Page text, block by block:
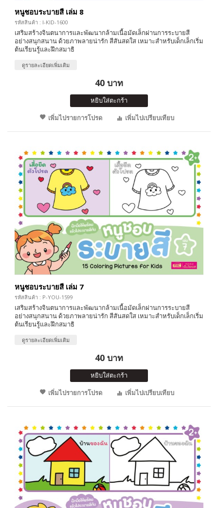
หนูชอบระบายสี เล่ม 8
รหัสสินค้า : I-KID-1600
เสริมสร้างจินตนาการและพัฒนากล้ามเนื้อมัดเล็กผ่านการระบายสี
อย่างสนุกสนาน ด้วยภาพลายน่ารัก สีสันสดใส เหมาะสำหรับเด็กเล็กเริ่ม
ต้นเรียนรู้และฝึกสมาธิ
ดูรายละเอียดเพิ่มเติม
40 บาท
หยิบใส่ตะกร้า
เพิ่มไปรายการโปรด
เพิ่มไปเปรียบเทียบ
หนูชอบระบายสี เล่ม 7
รหัสสินค้า : P-YOU-1599
เสริมสร้างจินตนาการและพัฒนากล้ามเนื้อมัดเล็กผ่านการระบายสี
อย่างสนุกสนาน ด้วยภาพลายน่ารัก สีสันสดใส เหมาะสำหรับเด็กเล็กเริ่ม
ต้นเรียนรู้และฝึกสมาธิ
ดูรายละเอียดเพิ่มเติม
40 บาท
หยิบใส่ตะกร้า
เพิ่มไปรายการโปรด
เพิ่มไปเปรียบเทียบ